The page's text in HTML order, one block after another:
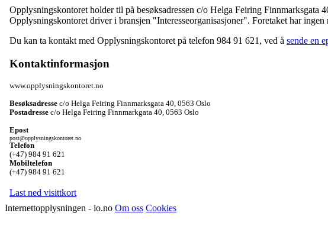
Opplysningskontoret holder til på besøksadressen c/o Helga Feiring Finnmarksgata
Opplysningskontoret driver i bransjen "Interesseorganisasjoner". Foretaket har ingen
Du kan ta kontakt med Opplysningskontoret på telefon 984 91 621, ved å sende en
Kontaktinformasjon
www.opplysningskontoret.no
Besøksadresse c/o Helga Feiring Finnmarksgata 40 0563 Oslo
Postadresse c/o Helga Feiring Finnmarkgata 40 0563 Oslo
Epost
post@opplysningskontoret.no
Telefon
(+47) 984 91 621
Mobiltelefon
(+47) 984 91 621
Last ned visittkort
Internettopplysningen - io.no Om oss Cookies